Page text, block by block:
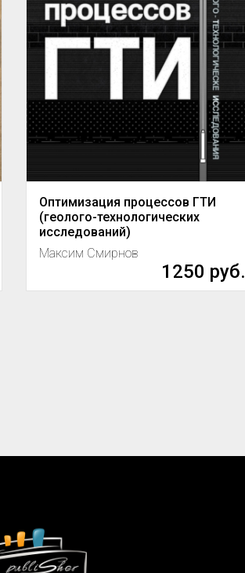
Оптимизация процессов ГТИ
(геолого-технологических
исследований)
Максим Смирнов
1250 руб.